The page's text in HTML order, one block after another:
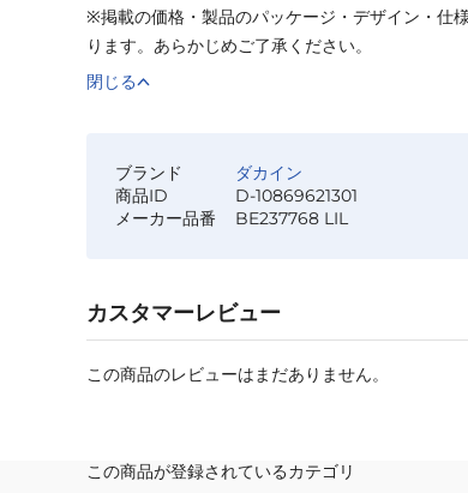
※掲載の価格・製品のパッケージ・デザイン・仕
ります。あらかじめご了承ください。
閉じる
ブランド
ダカイン
商品ID
D-10869621301
メーカー品番
BE237768 LIL
カスタマーレビュー
この商品のレビューはまだありません。
この商品が登録されているカテゴリ